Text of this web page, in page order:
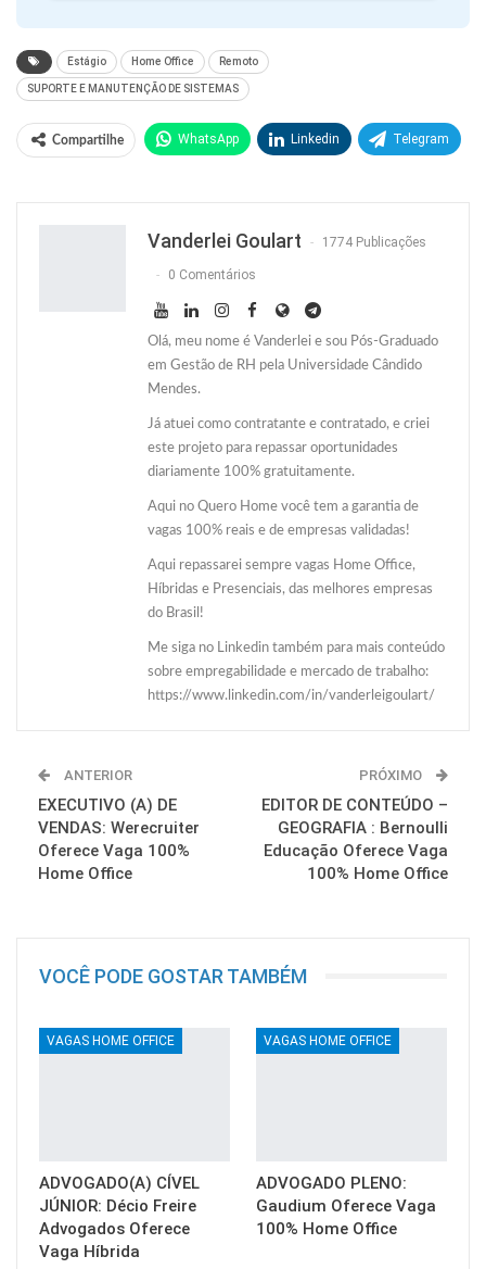
Estágio Home Office Remoto
SUPORTE E MANUTENÇÃO DE SISTEMAS
Compartilhe WhatsApp Linkedin Telegram
Vanderlei Goulart 1774 Publicações
0 Comentários
Olá, meu nome é Vanderlei e sou Pós-Graduado
em Gestão de RH pela Universidade Cândido
Mendes.
Já atuei como contratante e contratado, e criei
este projeto para repassar oportunidades
diariamente 100% gratuitamente.
Aqui no Quero Home você tem a garantia de
vagas 100% reais e de empresas validadas!
Aqui repassarei sempre vagas Home Office,
Híbridas e Presenciais, das melhores empresas
do Brasil!
Me siga no Linkedin também para mais conteúdo
sobre empregabilidade e mercado de trabalho:
https://www.linkedin.com/in/vanderleigoulart/
ANTERIOR
EXECUTIVO (A) DE
VENDAS: Werecruiter
Oferece Vaga 100%
Home Office
PRÓXIMO
EDITOR DE CONTEÚDO –
GEOGRAFIA : Bernoulli
Educação Oferece Vaga
100% Home Office
VOCÊ PODE GOSTAR TAMBÉM
VAGAS HOME OFFICE
ADVOGADO(A) CÍVEL
JÚNIOR: Décio Freire
Advogados Oferece
Vaga Híbrida
VAGAS HOME OFFICE
ADVOGADO PLENO:
Gaudium Oferece Vaga
100% Home Office